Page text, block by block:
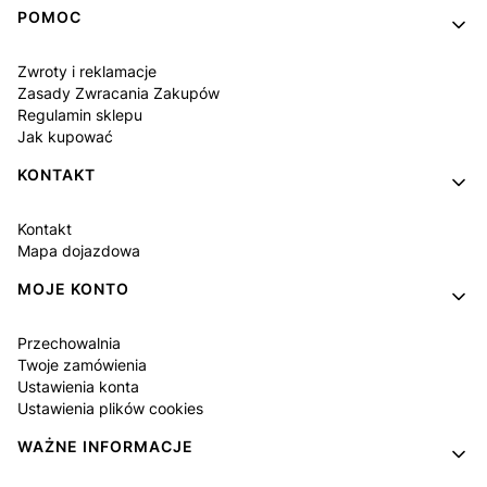
POMOC
Zwroty i reklamacje
Zasady Zwracania Zakupów
Regulamin sklepu
Jak kupować
KONTAKT
Kontakt
Mapa dojazdowa
MOJE KONTO
Przechowalnia
Twoje zamówienia
Ustawienia konta
Ustawienia plików cookies
WAŻNE INFORMACJE